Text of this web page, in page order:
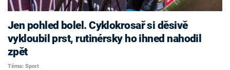
Jen pohled bolel. Cyklokrosař si děsivě
vykloubil prst, rutinérsky ho ihned nahodil
zpět
Téma: Sport